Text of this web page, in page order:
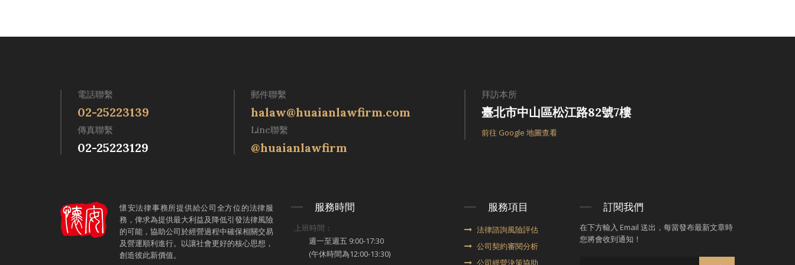
電話聯繫
02-25223139
傳真聯繫
02-25223129
郵件聯繫
halaw@huaianlawfirm.com
Line聯繫
@huaianlawfirm
拜訪本所
臺北市中山區松江路82號7樓
前往 Google 地圖查看
懷安法律事務所提供給公司全方位的法律服
務，俾求為提供最大利益及降低引發法律風險
的可能，協助公司於經營過程中確保相關交易
及營運順利進行。以讓社會更好的核心思想，
創造彼此新價值。
服務時間
上班時間：
週一至週五 9:00-17:30
(午休時間為12:00-13:30)
服務項目
法律諮詢風險評估
公司契約審閱分析
公司經營決策協助
訂閱我們
在下方輸入 Email 送出，每當發布最新文章時
您將會收到通知！